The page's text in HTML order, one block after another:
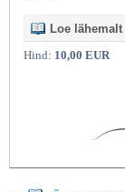
Kultuur ja
Loe lähemalt
Hind: 10,00 EUR